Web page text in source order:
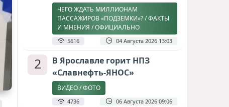
ЧЕГО ЖДАТЬ МИЛЛИОНАМ
ПАССАЖИРОВ «ПОДЗЕМКИ»? / ФАКТЫ
И МНЕНИЯ / ОФИЦИАЛЬНО
5616 04 Августа 2026 13:03
2
В Ярославле горит НПЗ
«Славнефть-ЯНОС»
ВИДЕО / ФОТО
4736 06 Августа 2026 09:06